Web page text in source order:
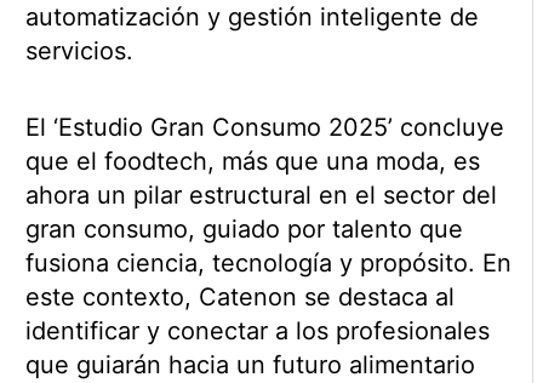
automatización y gestión inteligente de
servicios.
El ‘Estudio Gran Consumo 2025’ concluye
que el foodtech, más que una moda, es
ahora un pilar estructural en el sector del
gran consumo, guiado por talento que
fusiona ciencia, tecnología y propósito. En
este contexto, Catenon se destaca al
identificar y conectar a los profesionales
que guiarán hacia un futuro alimentario